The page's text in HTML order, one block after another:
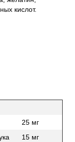
кислот.
25 мг
15 мг